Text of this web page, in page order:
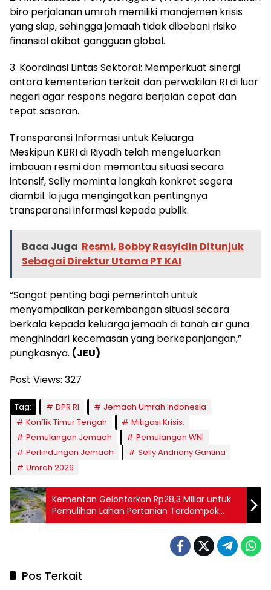
biro perjalanan umrah memiliki manajemen krisis
yang siap, sehingga jemaah tidak dibebani risiko
finansial akibat gangguan global.
3. Koordinasi Lintas Sektoral: Memperkuat sinergi
antara kementerian terkait dan perwakilan RI di luar
negeri agar respons negara berjalan cepat dan
tepat sasaran.
Transparansi Informasi untuk Keluarga
Meskipun KBRI di Riyadh telah mengeluarkan
imbauan resmi dan memantau situasi secara
intensif, Selly meminta langkah konkret segera
diambil. Ia juga mengingatkan pentingnya
transparansi informasi kepada publik.
Baca Juga Resmi, Bobby Rasyidin Ditunjuk
Sebagai Direktur Utama PT KAI
“Sangat penting bagi pemerintah untuk
menyampaikan perkembangan situasi secara
berkala kepada keluarga jemaah di tanah air guna
menghindari kecemasan yang berkepanjangan,”
pungkasnya. (JEU)
Post Views: 327
Tag: DPR RI
Jemaah Umrah Indonesia
Konflik Timur Tengah
Mitigasi Krisis.
Pemulangan Jemaah
Pemulangan WNI
Perlindungan Jemaah
Selly Andriany Gantina
Umrah 2026
Kementan Gelontorkan Rp28,3 Miliar untuk
Pemulihan Lahan Pertanian Terdampak
Bencana di Agam
Pos Terkait